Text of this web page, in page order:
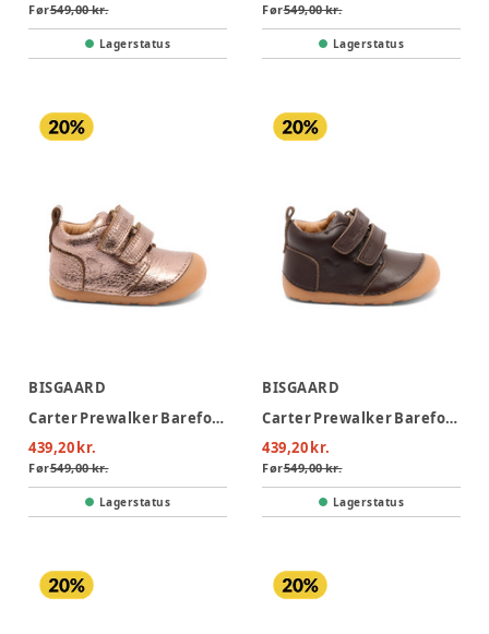
Før549,00 kr.
Lagerstatus
Før549,00 kr.
Lagerstatus
BISGAARD
Carter Prewalker Barefoot - 5108
439,20 kr.
Før549,00 kr.
Lagerstatus
BISGAARD
Carter Prewalker Barefoot - Dark Brown
439,20 kr.
Før549,00 kr.
Lagerstatus